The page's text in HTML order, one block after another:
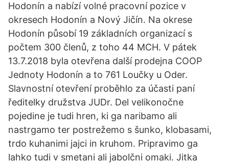
Hodonín a nabízí volné pracovní pozice v
okresech Hodonín a Nový Jičín. Na okrese
Hodonín působí 19 základních organizací s
počtem 300 členů, z toho 44 MCH. V pátek
13.7.2018 byla otevřena další prodejna COOP
Jednoty Hodonín a to 761 Loučky u Oder.
Slavnostní otevření proběhlo za účasti paní
ředitelky družstva JUDr. Del velikonočne
pojedine je tudi hren, ki ga naribamo ali
nastrgamo ter postrežemo s šunko, klobasami,
trdo kuhanimi jajci in kruhom. Pripravimo ga
lahko tudi v smetani ali jabolčni omaki. Jitka